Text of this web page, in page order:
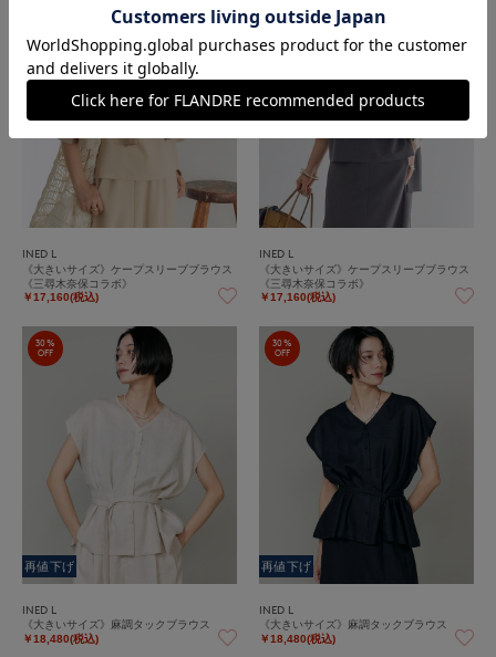
INED L
《大きいサイズ》ケープスリーブブラウス
《三尋木奈保コラボ》
￥17,160(税込)
INED L
《大きいサイズ》ケープスリーブブラウス
《三尋木奈保コラボ》
￥17,160(税込)
30%
OFF
再値下げ
INED L
《大きいサイズ》麻調タックブラウス
￥18,480(税込)
30%
OFF
再値下げ
INED L
《大きいサイズ》麻調タックブラウス
￥18,480(税込)